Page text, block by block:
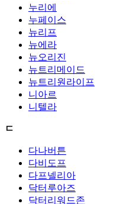
누리에
누페이스
뉴리프
뉴에라
뉴오리진
뉴트리메이드
뉴트리원라이프
니아르
니텔라
ㄷ
다나버튼
다비도프
다프넬리아
닥터루아즈
닥터리워드존